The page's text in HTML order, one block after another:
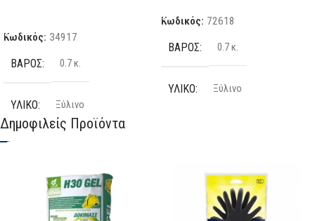
Κωδικός: 34917
ΒΆΡΟΣ 0.7 κ.
ΥΛΙΚΌ Ξύλινο
Σκεπαρνιού
Κωδικός: 72618
ΒΆΡΟΣ 0.7 κ.
ΥΛΙΚΌ Ξύλινο
ΠΤΥΣΣΌΜΕΝΟ Όχι
Κασμά
Δημοφιλείς Προϊόντα